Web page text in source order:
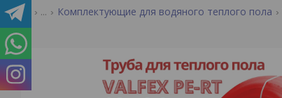
... Комплектующие для водяного теплого пола